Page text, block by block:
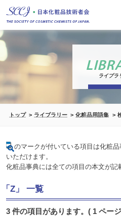
ライブラ
トップ ライブラリー 化粧品用語集
のマークが付いている項目は化粧
いただけます。
化粧品事典には全ての項目の本文が記
「Z」 一覧
3 件の項目があります。( 1 ペー